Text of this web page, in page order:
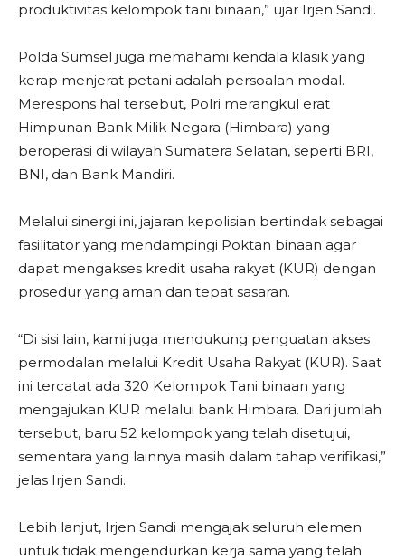
produktivitas kelompok tani binaan,” ujar Irjen Sandi.
Polda Sumsel juga memahami kendala klasik yang
kerap menjerat petani adalah persoalan modal.
Merespons hal tersebut, Polri merangkul erat
Himpunan Bank Milik Negara (Himbara) yang
beroperasi di wilayah Sumatera Selatan, seperti BRI,
BNI, dan Bank Mandiri.
Melalui sinergi ini, jajaran kepolisian bertindak sebagai
fasilitator yang mendampingi Poktan binaan agar
dapat mengakses kredit usaha rakyat (KUR) dengan
prosedur yang aman dan tepat sasaran.
“Di sisi lain, kami juga mendukung penguatan akses
permodalan melalui Kredit Usaha Rakyat (KUR). Saat
ini tercatat ada 320 Kelompok Tani binaan yang
mengajukan KUR melalui bank Himbara. Dari jumlah
tersebut, baru 52 kelompok yang telah disetujui,
sementara yang lainnya masih dalam tahap verifikasi,”
jelas Irjen Sandi.
Lebih lanjut, Irjen Sandi mengajak seluruh elemen
untuk tidak mengendurkan kerja sama yang telah